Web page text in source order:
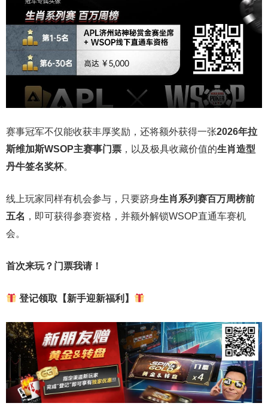
赛事冠军不仅能收获丰厚奖励，还将额外获得一张2026年拉
斯维加斯WSOP主赛事门票 ，以及极具收藏价值的生肖造型
丹牛签名奖杯。
线上玩家同样有机会参与，只要跻身生肖系列赛百万周榜前
五名 ，即可获得参赛资格，并额外解锁WSOP直通车赛机
会。
首次来玩？门票我请！
登记领取【新手迎新福利】